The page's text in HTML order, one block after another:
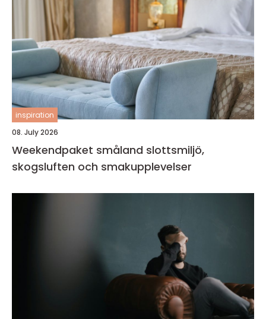
inspiration
08. July 2026
Weekendpaket småland slottsmiljö,
skogsluften och smakupplevelser